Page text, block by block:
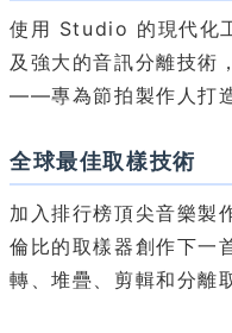
使用 Studio 的現代化
及強大的音訊分離技術
——專為節拍製作人打造
全球最佳取樣技術
加入排行榜頂尖音樂
倫比的取樣器創作下一
轉、堆疊、剪輯和分離